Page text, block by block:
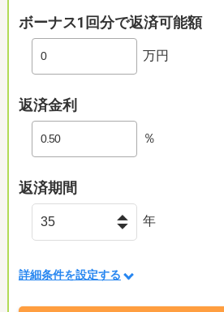
ボーナス1回分で返済可能額
万円
返済金利
％
返済期間
年
詳細条件を設定する